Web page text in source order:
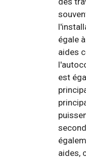
égale
aides
est
aides,